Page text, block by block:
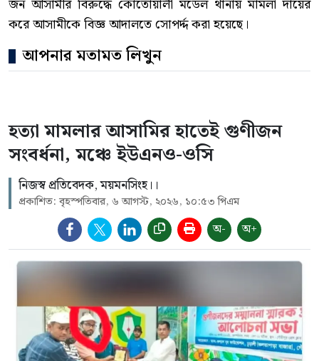
জন আসামীর বিরুদ্ধে কোতোয়ালী মডেল থানায় মামলা দায়ের
করে আসামীকে বিজ্ঞ আদালতে সোপর্দ্দ করা হয়েছে।
আপনার মতামত লিখুন
হত্যা মামলার আসামির হাতেই গুণীজন
সংবর্ধনা, মঞ্চে ইউএনও-ওসি
নিজস্ব প্রতিবেদক, ময়মনসিংহ।।
প্রকাশিত: বৃহস্পতিবার, ৬ আগস্ট, ২০২৬, ১০:৫৩ পিএম
অ- অ+